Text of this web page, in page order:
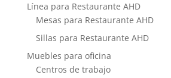
Línea para Restaurante AHD
Mesas para Restaurante AHD
Sillas para Restaurante AHD
Muebles para oficina
Centros de trabajo